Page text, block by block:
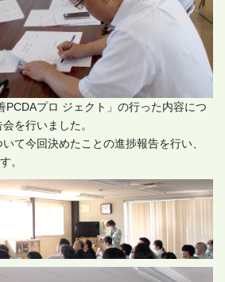
PCDAプロ ジェクト」の行った内容につ
を行いました。
て今回決めたことの進捗報告を行い、
。